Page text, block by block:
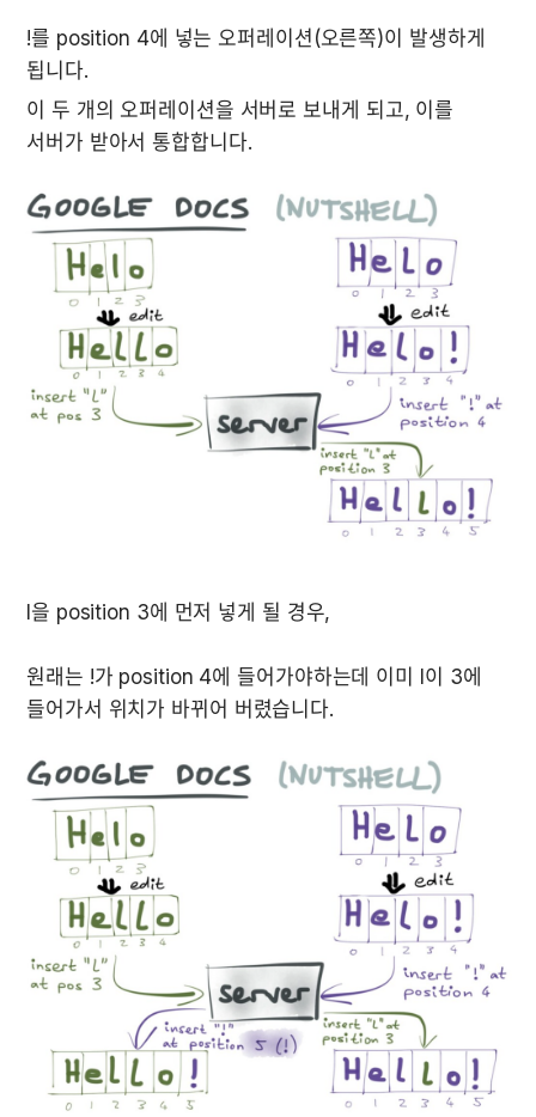
!를 position 4에 넣는 오퍼레이션(오른쪽)이 발생하게
됩니다.
이 두 개의 오퍼레이션을 서버로 보내게 되고, 이를
서버가 받아서 통합합니다.
원래는 !가 position 4에 들어가야하는데 이미 l이 3에
들어가서 위치가 바뀌어 버렸습니다.